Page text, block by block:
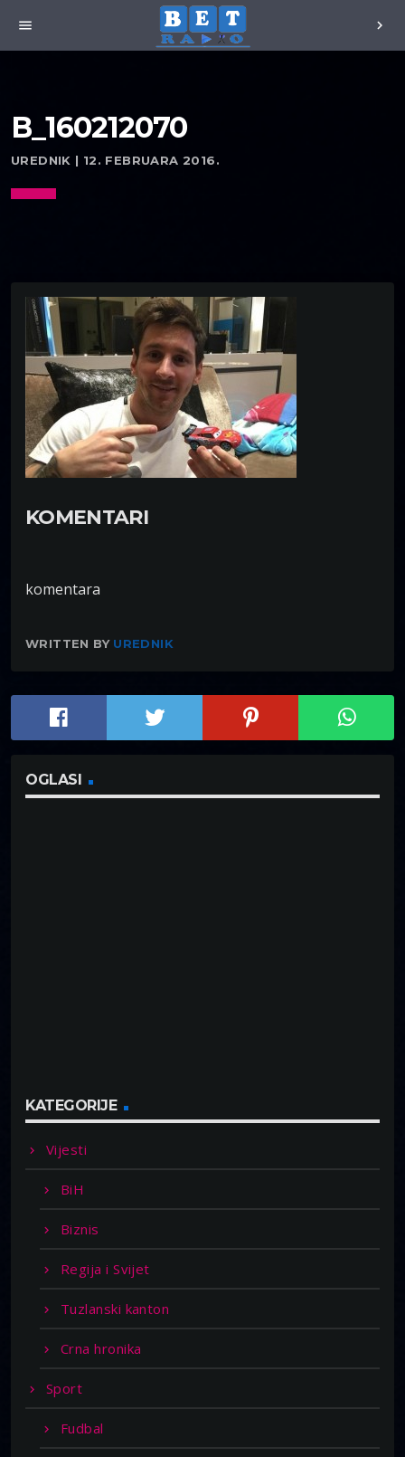
menu chevron_right
B_160212070
UREDNIK | 12. FEBRUARA 2016.
KOMENTARI
komentara
WRITTEN BY UREDNIK
OGLASI
KATEGORIJE
Vijesti
BiH
Biznis
Regija i Svijet
Tuzlanski kanton
Crna hronika
Sport
Fudbal